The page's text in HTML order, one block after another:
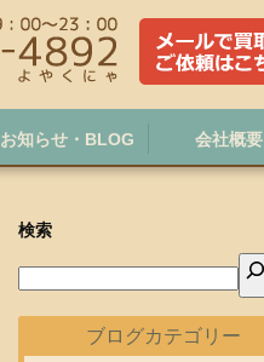
お知らせ・BLOG 会社概要
検索
ブログカテゴリー